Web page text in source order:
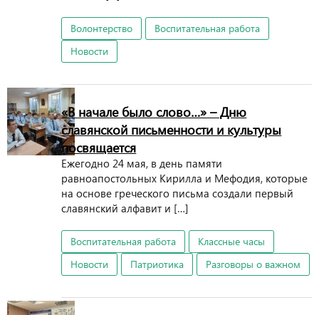
Волонтерство
Воспитательная работа
Новости
«В начале было слово…» – Дню
славянской письменности и культуры
посвящается
Ежегодно 24 мая, в день памяти
равноапостольных Кирилла и Мефодия, которые
на основе греческого письма создали первый
славянский алфавит и […]
Воспитательная работа
Классные часы
Новости
Патриотика Разговоры о важном